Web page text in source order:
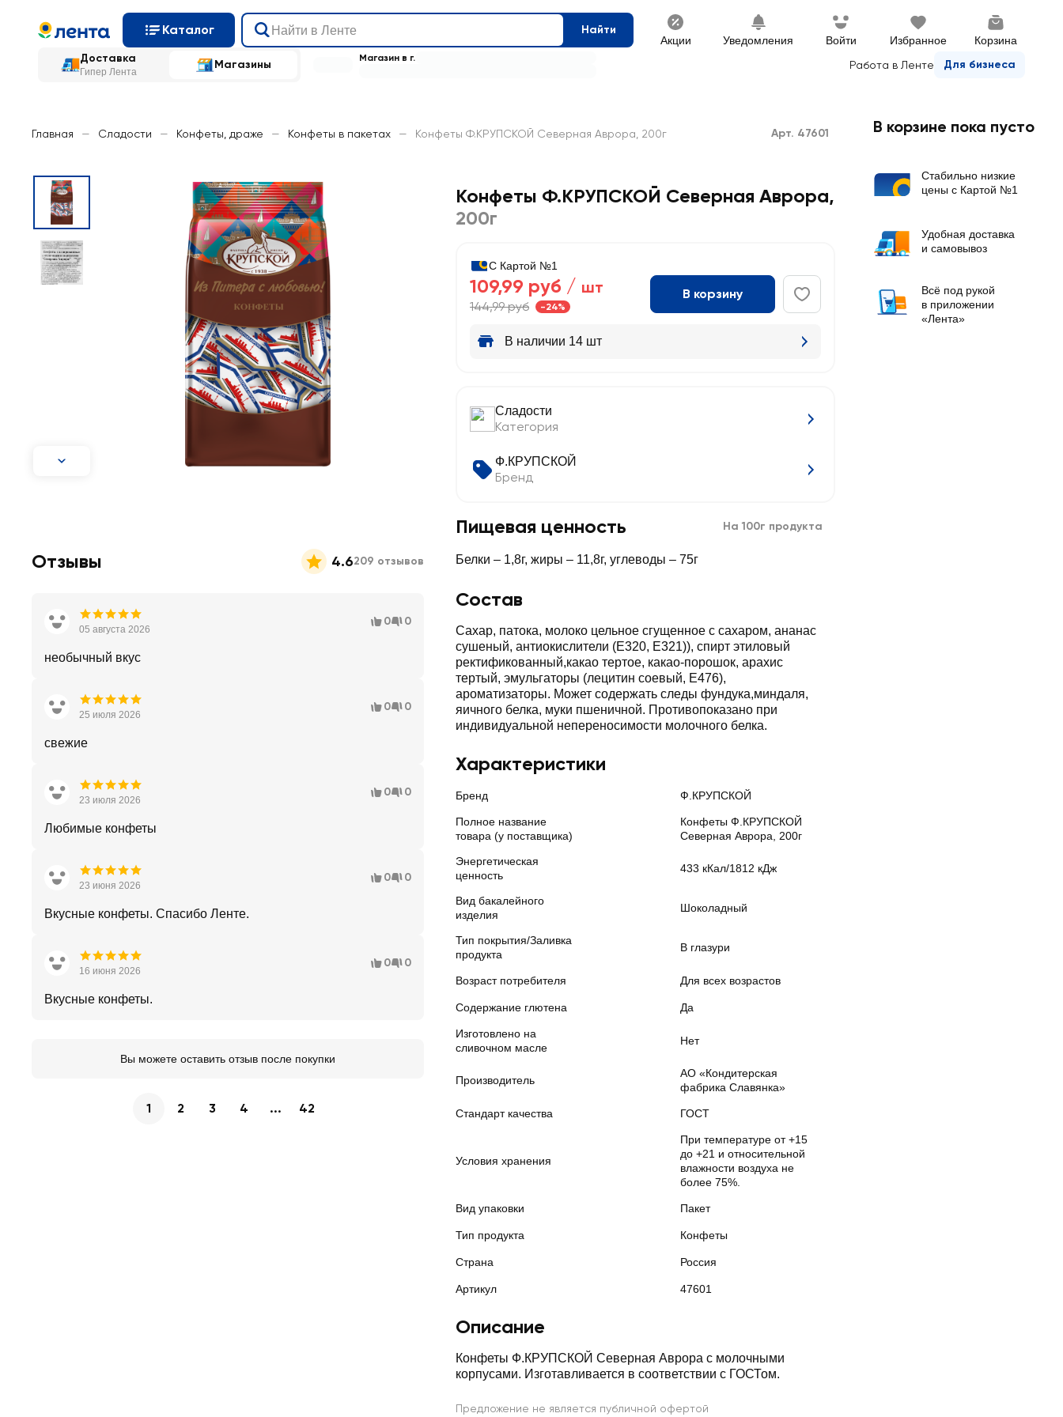
Каталог Найти
Акции Уведомления Войти Избранное Корзина
Доставка
Гипер Лента
Магазины Работа в Ленте Для бизнеса
Магазин в г.
Главная — Сладости — Конфеты, драже — Конфеты в пакетах — Конфеты Ф.КРУПСКОЙ Северная Аврора, 200г Арт. 47601
Конфеты Ф.КРУПСКОЙ Северная Аврора,
200г
С Картой №1
109,99 руб / шт
144,99 руб -24%
В корзину
В наличии 14 шт
Сладости
Категория
Ф.КРУПСКОЙ
Бренд
Пищевая ценность На 100г продукта
Белки – 1,8г, жиры – 11,8г, углеводы – 75г
Состав
Сахар, патока, молоко цельное сгущенное с сахаром, ананас
сушеный, антиокислители (Е320, Е321)), спирт этиловый
ректификованный,какао тертое, какао-порошок, арахис
тертый, эмульгаторы (лецитин соевый, Е476),
ароматизаторы. Может содержать следы фундука,миндаля,
яичного белка, муки пшеничной. Противопоказано при
индивидуальной непереносимости молочного белка.
Характеристики
Бренд Ф.КРУПСКОЙ
Полное название
товара (у поставщика)
Конфеты Ф.КРУПСКОЙ
Северная Аврора, 200г
Энергетическая
ценность
433 кКал/1812 кДж
Вид бакалейного
изделия
Шоколадный
Тип покрытия/Заливка
продукта
В глазури
Возраст потребителя Для всех возрастов
Содержание глютена Да
Изготовлено на
сливочном масле
Нет
Производитель
АО «Кондитерская
фабрика Славянка»
Стандарт качества ГОСТ
Условия хранения
При температуре от +15
до +21 и относительной
влажности воздуха не
более 75%.
Вид упаковки Пакет
Тип продукта Конфеты
Страна Россия
Артикул 47601
Описание
Конфеты Ф.КРУПСКОЙ Северная Аврора с молочными
корпусами. Изготавливается в соответствии с ГОСТом.
Предложение не является публичной офертой
Отзывы 4.6209 отзывов
05 августа 2026
0 0
необычный вкус
25 июля 2026
0 0
свежие
23 июля 2026
0 0
Любимые конфеты
23 июня 2026
0 0
Вкусные конфеты. Спасибо Ленте.
16 июня 2026
0 0
Вкусные конфеты.
Вы можете оставить отзыв после покупки
1 2 3 4 ... 42
В корзине пока пусто
Стабильно низкие
цены с Картой №1
Удобная доставка
и самовывоз
Всё под рукой
в приложении
«Лента»